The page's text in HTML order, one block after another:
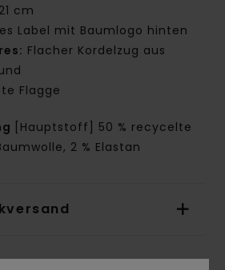
21 cm
Label mit Baumlogo hinten
Flacher Kordelzug aus
Flagge
[Hauptstoff] 50 % recycelte
2 % Elastan